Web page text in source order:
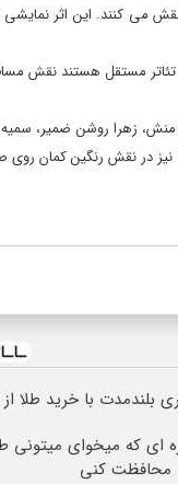
می کنند. این اثر نمایشی
تئاتر مستقل هستند نقش
منش، زهرا روشن ضمیر،
نیز در نقش رنگین کمان
بلندمدت با خرید طلا
ای که میخوای میتونی
محافظت کنی